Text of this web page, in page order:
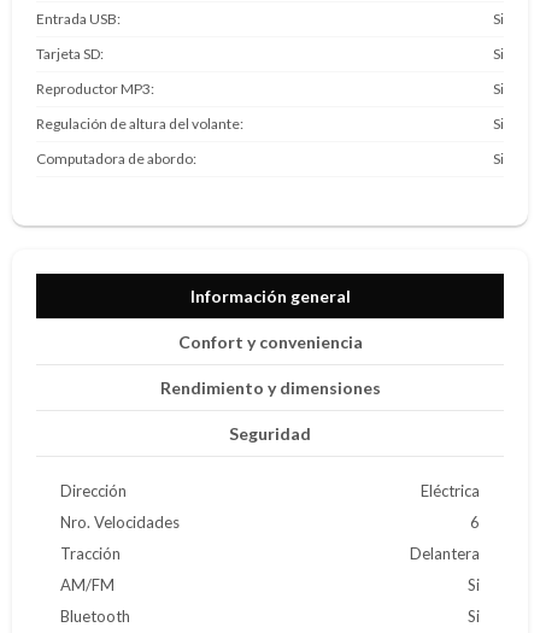
Entrada USB
Si
Tarjeta SD
Si
Reproductor MP3
Si
Regulación de altura del volante
Si
Computadora de abordo
Si
Información general
Confort y conveniencia
Rendimiento y dimensiones
Seguridad
Dirección
Eléctrica
Nro. Velocidades
6
Tracción
Delantera
AM/FM
Si
Bluetooth
Si